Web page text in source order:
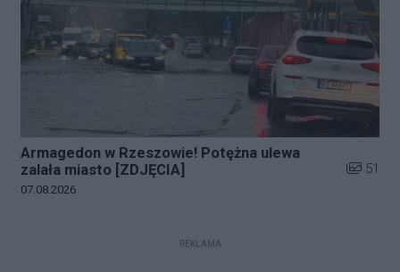
Armagedon w Rzeszowie! Potężna ulewa
zalała miasto [ZDJĘCIA]
Liczba
51
Data dodania galerii:
07.08.2026
REKLAMA